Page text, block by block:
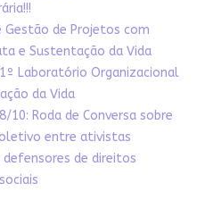
Gestão de Projetos com
e Sustentação da Vida
Laboratório Organizacional
da Vida
Roda de Conversa sobre
entre ativistas
de direitos